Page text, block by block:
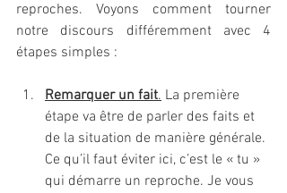
reproches. Voyons comment tourner
notre discours différemment avec 4
étapes simples :
Remarquer un fait. La première
étape va être de parler des faits et
de la situation de manière générale.
Ce qu’il faut éviter ici, c’est le « tu »
qui démarre un reproche. Je vous